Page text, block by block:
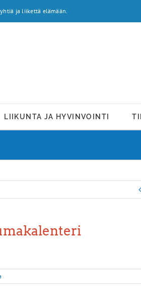
ja liikettä elämään.
LIIKUNTA JA HYVINVOINTI